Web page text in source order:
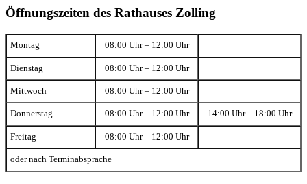
Öffnungszeiten des Rathauses Zolling
Montag 08:00 Uhr – 12:00 Uhr
Dienstag 08:00 Uhr – 12:00 Uhr
Mittwoch 08:00 Uhr – 12:00 Uhr
Donnerstag 08:00 Uhr – 12:00 Uhr 14:00 Uhr – 18:00 Uhr
Freitag 08:00 Uhr – 12:00 Uhr
oder nach Terminabsprache